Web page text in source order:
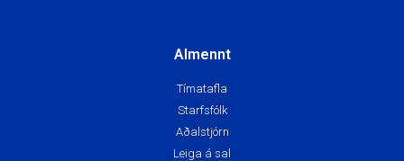
Almennt
Tímatafla
Starfsfólk
Aðalstjórn
Leiga á sal